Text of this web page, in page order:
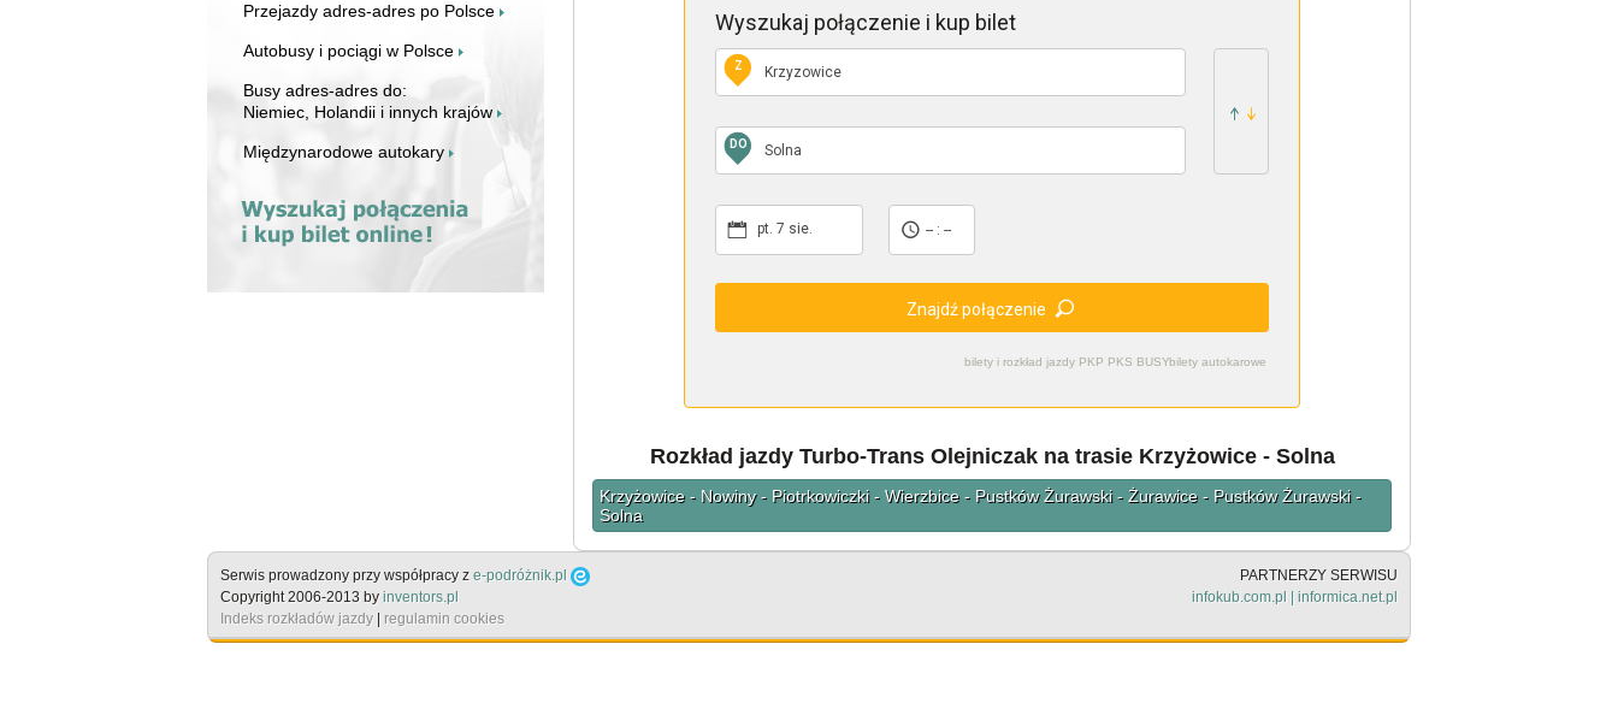
Przejazdy adres-adres po Polsce
Autobusy i pociągi w Polsce
Busy adres-adres do:
Niemiec, Holandii i innych krajów
Międzynarodowe autokary
bilety i rozkład jazdy PKP PKS BUSYbilety autokarowe
Wyszukaj połączenie i kup bilet
Z
DO
pt. 7 sie. -- : --
Znajdź połączenie
Rozkład jazdy Turbo-Trans Olejniczak na trasie Krzyżowice - Solna
Krzyżowice - Nowiny - Piotrkowiczki - Wierzbice - Pustków Żurawski - Żurawice - Pustków Żurawski -
Solna
Serwis prowadzony przy współpracy z e-podróżnik.pl
Copyright 2006-2013 by inventors.pl
Indeks rozkładów jazdy | regulamin cookies
PARTNERZY SERWISU
infokub.com.pl | informica.net.pl